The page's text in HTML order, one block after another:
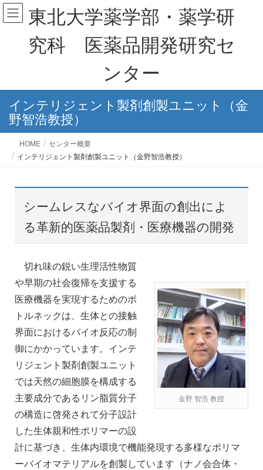
東北大学薬学部・薬学研
究科 医薬品開発研究セ
ンター
インテリジェント製剤創製ユニット（金
野智浩教授）
HOME
センター概要
インテリジェント製剤創製ユニット（金野智浩教授）
シームレスなバイオ界面の創出によ
る革新的医薬品製剤・医療機器の開発
金野 智浩 教授
切れ味の鋭い生理活性物質
や早期の社会復帰を支援する
医療機器を実現するためのボ
トルネックは、生体との接触
界面におけるバイオ反応の制
御にかかっています。インテ
リジェント製剤創製ユニット
では天然の細胞膜を構成する
主要成分であるリン脂質分子
の構造に啓発されて分子設計
した生体親和性ポリマーの設
計に基づき、生体内環境で機能発現する多様なポリマ
ーバイオマテリアルを創製しています（ナノ会合体・